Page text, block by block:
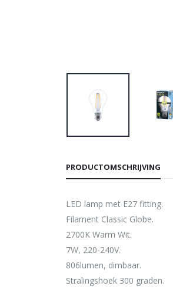
PRODUCTOMSCHRIJVING
LED lamp met E27 fitting.
Filament Classic Globe.
2700K Warm Wit.
7W, 220-240V.
806lumen, dimbaar.
Stralingshoek 300 graden.